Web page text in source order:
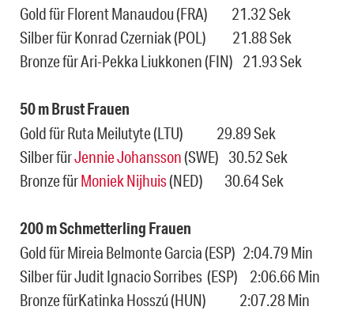
Gold für Florent Manaudou (FRA) 21.32 Sek
Silber für Konrad Czerniak (POL) 21.88 Sek
Bronze für Ari-Pekka Liukkonen (FIN) 21.93 Sek
50 m Brust Frauen
Gold für Ruta Meilutyte (LTU) 29.89 Sek
Silber fürJennie Johansson(SWE) 30.52 Sek
Bronze fürMoniek Nijhuis(NED) 30.64 Sek
200 m Schmetterling Frauen
Gold für Mireia Belmonte Garcia (ESP) 2:04.79 Min
Silber für Judit Ignacio Sorribes (ESP) 2:06.66 Min
Bronze fürKatinka Hosszú (HUN) 2:07.28 Min